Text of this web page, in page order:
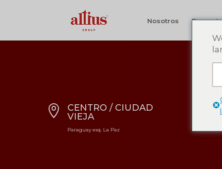
Nosotros

CENTRO / CIUDAD
VIEJA
Paraguay esq. La Paz
